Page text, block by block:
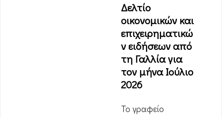
Δελτίο
οικονομικών και
επιχειρηματικώ
ν ειδήσεων από
τη Γαλλία για
τον μήνα Ιούλιο
2026
Το γραφείο